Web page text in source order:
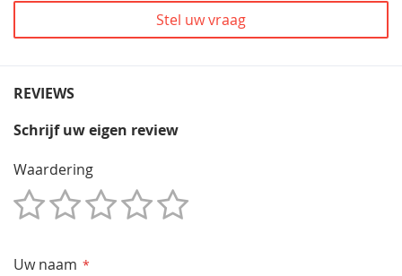
Stel uw vraag
REVIEWS
Schrijf uw eigen review
Waardering
Uw naam